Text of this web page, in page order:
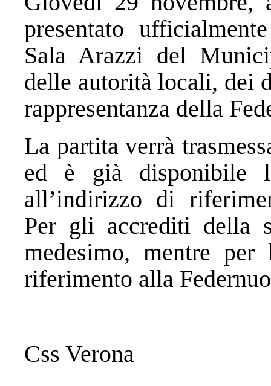
presentato
Sala Arazzi del
delle autorità locali, dei
rappresentanza della
La partita verrà
ed è già disponibile
all’indirizzo di
Per gli accrediti della
medesimo, mentre
riferimento alla
Css Verona